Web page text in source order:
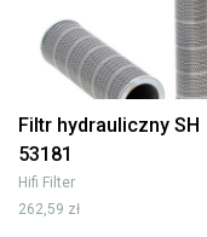
Filtr hydrauliczny SH
53181
Hifi Filter
262,59 zł